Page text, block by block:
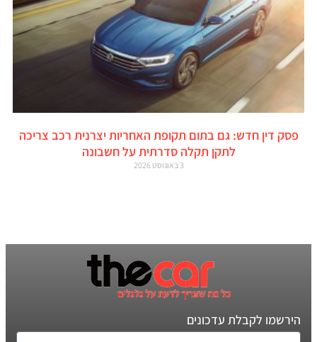
פסק דין חדש: גם בתום תקופת האחריות יצרנית רכב צריכה
לתקן תקלה סדרתית על חשבונה
3 באוגוסט 2026
הירשמו לקבלת עדכונים